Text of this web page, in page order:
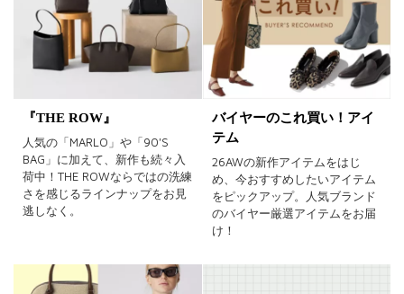
『THE ROW』
人気の「MARLO」や「90'S
BAG」に加えて、新作も続々入
荷中！THE ROWならではの洗練
さを感じるラインナップをお見
逃しなく。
バイヤーのこれ買い！アイ
テム
26AWの新作アイテムをはじ
め、今おすすめしたいアイテム
をピックアップ。人気ブランド
のバイヤー厳選アイテムをお届
け！